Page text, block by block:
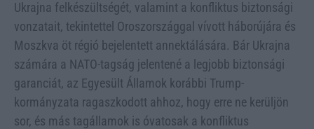
Ukrajna felkészültségét, valamint a konfliktus biztonsági
vonzatait, tekintettel Oroszországgal vívott háborújára és
Moszkva öt régió bejelentett annektálására. Bár Ukrajna
számára a NATO-tagság jelentené a legjobb biztonsági
garanciát, az Egyesült Államok korábbi Trump-
kormányzata ragaszkodott ahhoz, hogy erre ne kerüljön
sor, és más tagállamok is óvatosak a konfliktus